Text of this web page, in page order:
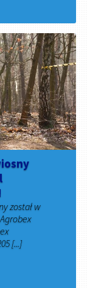
został w
[...]